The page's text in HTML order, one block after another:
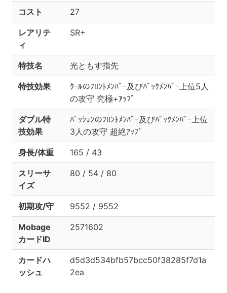
コスト 27
レアリテ
ィ
SR+
特技名 光ともす指先
特技効果
ｸｰﾙのﾌﾛﾝﾄﾒﾝﾊﾞｰ及びﾊﾞｯｸﾒﾝﾊﾞｰ上位5人
の攻守 究極+ｱｯﾌﾟ
ダブル特
技効果
ﾊﾟｯｼｮﾝのﾌﾛﾝﾄﾒﾝﾊﾞｰ及びﾊﾞｯｸﾒﾝﾊﾞｰ上位
3人の攻守 超絶ｱｯﾌﾟ
身長/体重 165 / 43
スリーサ
イズ
80 / 54 / 80
初期攻/守 9552 / 9552
Mobage
カードID
2571602
カードハ
ッシュ
d5d3d534bfb57bcc50f38285f7d1a
2ea